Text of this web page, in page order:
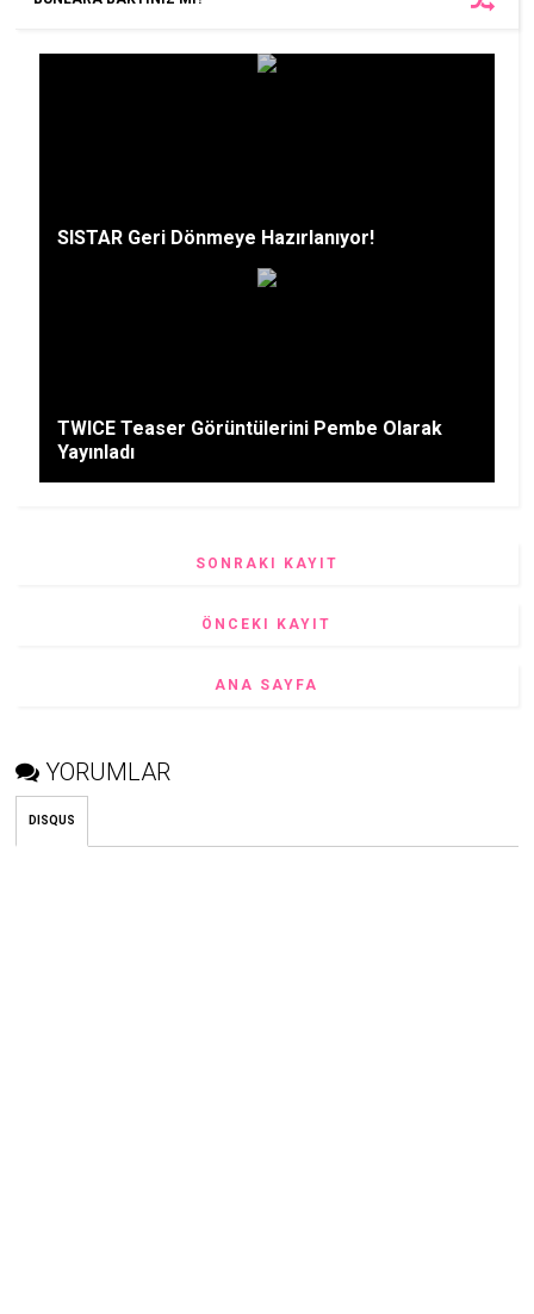
SISTAR Geri Dönmeye Hazırlanıyor!
TWICE Teaser Görüntülerini Pembe Olarak
Yayınladı
SONRAKI KAYIT
ÖNCEKI KAYIT
ANA SAYFA
YORUMLAR
DISQUS